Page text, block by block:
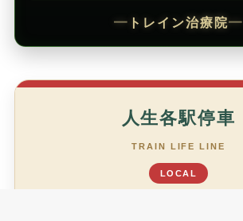
━ トレイン治療院━
人生各駅停車
TRAIN LIFE LINE
LOCAL